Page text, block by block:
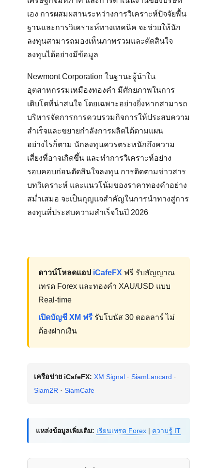
เอง การผสมผสานระหว่างการวิเคราะห์ปัจจัยพื้น
ฐานและการวิเคราะห์ทางเทคนิค จะช่วยให้นัก
ลงทุนสามารถมองเห็นภาพรวมและตัดสินใจ
ลงทุนได้อย่างมีข้อมูล
Newmont Corporation ในฐานะผู้นำใน
อุตสาหกรรมเหมืองทองคำ มีศักยภาพในการ
เติบโตที่น่าสนใจ โดยเฉพาะอย่างยิ่งหากสามารถ
บริหารจัดการการควบรวมกิจการให้ประสบความ
สำเร็จและขยายกำลังการผลิตได้ตามแผน
อย่างไรก็ตาม นักลงทุนควรตระหนักถึงความ
เสี่ยงที่อาจเกิดขึ้น และทำการวิเคราะห์อย่าง
รอบคอบก่อนตัดสินใจลงทุน การติดตามข่าวสาร
บทวิเคราะห์ และแนวโน้มของราคาทองคำอย่าง
สม่ำเสมอ จะเป็นกุญแจสำคัญในการนำทางสู่การ
ลงทุนที่ประสบความสำเร็จในปี 2026
ดาวน์โหลดแอป iCafeFX ฟรี รับสัญญาณ
เทรด Forex และทองคำ XAU/USD แบบ
Real-time
เปิดบัญชี XM ฟรี รับโบนัส 30 ดอลลาร์ ไม่
ต้องฝากเงิน
เครือข่าย iCafeFX: XM Signal ·SiamLancard ·
Siam2R ·SiamCafe
แหล่งข้อมูลเพิ่มเติม: เรียนเทรด Forex | ความรู้ IT